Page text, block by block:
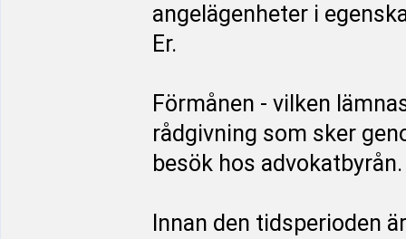
angelägenheter i
Er.
Förmånen - vilken
rådgivning som sker
besök hos advokatbyrån.
Innan den tidsperioden